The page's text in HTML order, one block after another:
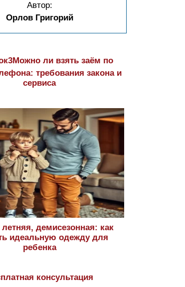
Автор:
Орлов Григорий
Можно ли взять заём по
требования закона и
сервиса
демисезонная: как
идеальную одежду для
ребенка
консультация